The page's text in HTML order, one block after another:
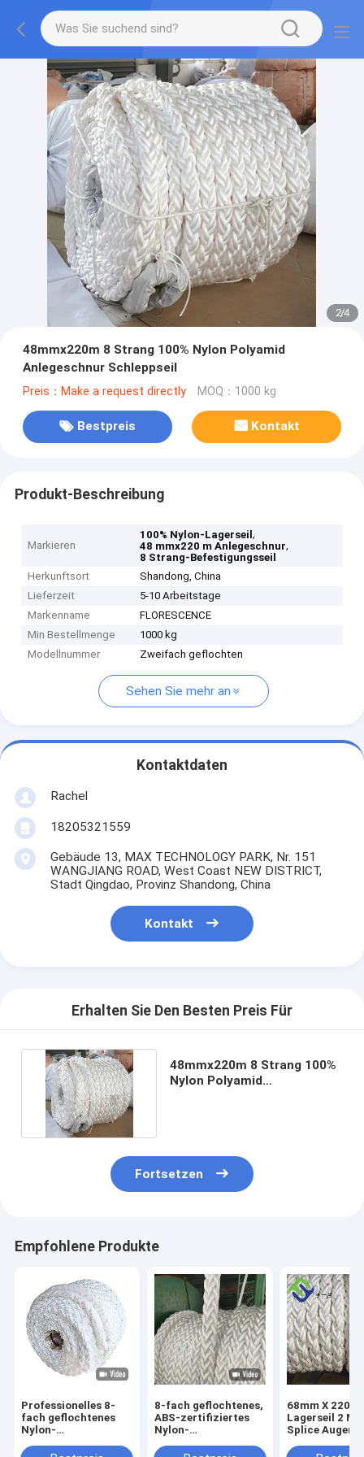
2/4
48mmx220m 8 Strang 100% Nylon Polyamid
Anlegeschnur Schleppseil
Preis：Make a request directly MOQ：1000 kg
Bestpreis Kontakt
Produkt-Beschreibung
Markieren
100% Nylon-Lagerseil,
48 mmx220 m Anlegeschnur,
8 Strang-Befestigungsseil
Herkunftsort
Shandong, China
Lieferzeit
5-10 Arbeitstage
Markenname
FLORESCENCE
Min Bestellmenge
1000 kg
Modellnummer
Zweifach geflochten
Sehen Sie mehr an
Kontaktdaten
Rachel
18205321559
Gebäude 13, MAX TECHNOLOGY PARK, Nr. 151
WANGJIANG ROAD, West Coast NEW DISTRICT,
Stadt Qingdao, Provinz Shandong, China
Kontakt
Erhalten Sie Den Besten Preis Für
48mmx220m 8 Strang 100%
Nylon Polyamid
Fortsetzen
Empfohlene Produkte
Professionelles 8-
fach geflochtenes
Nylon-
zertifiziertes,
8-fach geflochtenes,
ABS-zertifiziertes
Nylon-
220m für das
68mm X
Lagerseil 2
Splice Augen